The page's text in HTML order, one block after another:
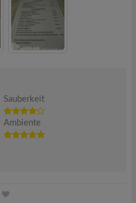
Sauberkeit
Ambiente